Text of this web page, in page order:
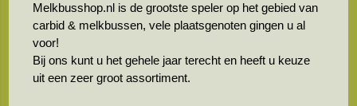
Melkbusshop.nl is de grootste speler op het gebied van
carbid & melkbussen, vele plaatsgenoten gingen u al
voor!
Bij ons kunt u het gehele jaar terecht en heeft u keuze
uit een zeer groot assortiment.